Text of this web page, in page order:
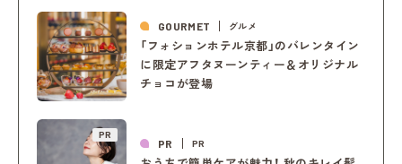
GOURMET グルメ
「フォションホテル京都」のバレンタイン
に限定アフタヌーンティー＆オリジナル
チョコが登場
PR
PR PR